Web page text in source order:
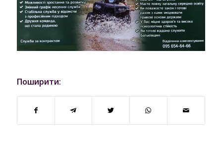
Поширити: